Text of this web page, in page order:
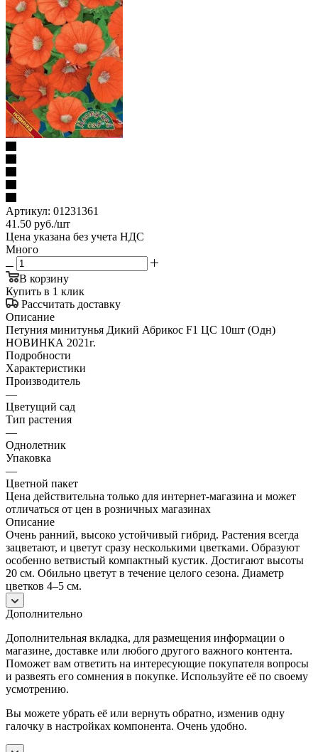
Артикул: 01231361
41.50 руб./шт
Цена указана без учета НДС
Много
В корзину
Купить в 1 клик
Рассчитать доставку
Описание
Петуния минитунья Дикий Абрикос F1 ЦС 10шт (Одн)
НОВИНКА 2021г.
Подробности
Характеристики
Производитель
—
Цветущий сад
Тип растения
—
Однолетник
Упаковка
—
Цветной пакет
Цена действительна только для интернет-магазина и может
отличаться от цен в розничных магазинах
Описание
Очень ранний, высоко устойчивый гибрид. Растения всегда
зацветают, и цветут сразу несколькими цветками. Образуют
особенно ветвистый компактный кустик. Достигают высоты
20 см. Обильно цветут в течение целого сезона. Диаметр
цветков 4–5 см.
Дополнительно
Дополнительная вкладка, для размещения информации о
магазине, доставке или любого другого важного контента.
Поможет вам ответить на интересующие покупателя вопросы
и развеять его сомнения в покупке. Используйте её по своему
усмотрению.
Вы можете убрать её или вернуть обратно, изменив одну
галочку в настройках компонента. Очень удобно.